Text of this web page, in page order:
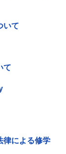
いて
て
律による修学